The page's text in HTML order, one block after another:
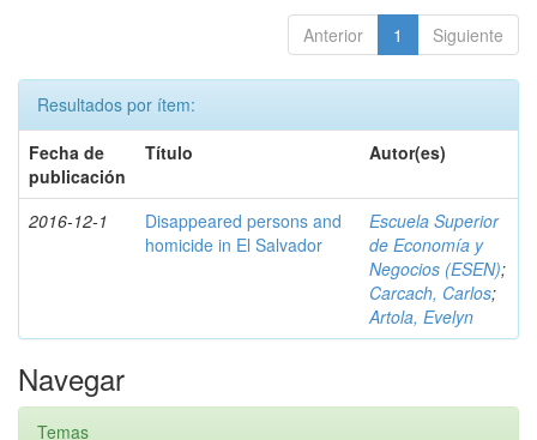
Anterior 1 Siguiente
Resultados por ítem:
Fecha de
publicación
Título Autor(es)
2016-12-1
Disappeared persons and
homicide in El Salvador
Escuela Superior
de Economía y
Negocios (ESEN);
Carcach, Carlos;
Artola, Evelyn
Navegar
Temas